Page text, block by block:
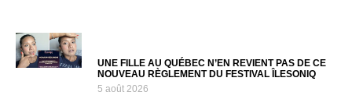
UNE FILLE AU QUÉBEC N’EN REVIENT PAS DE CE
NOUVEAU RÈGLEMENT DU FESTIVAL ÎLESONIQ
5 août 2026